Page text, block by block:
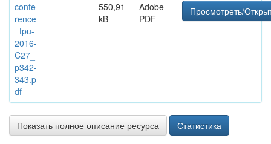
confe
rence
_tpu-
2016-
C27_
p342-
343.p
df
550,91
kB
Adobe
PDF
Просмотреть/
Показать полное описание ресурса Статистика